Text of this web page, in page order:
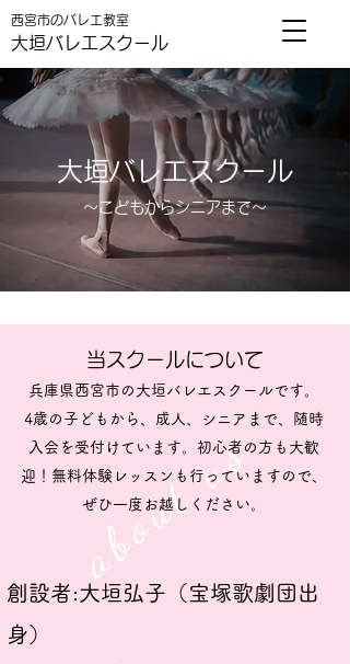
大垣バレエスクール
​西宮市のバレエ教室
大垣バレエスクール
～​こどもからシニアまで～
当スクールについて
about us
​兵庫県西宮市の大垣バレエスクールです。
4歳の子どもから、成人、シニアまで、随時
入会を受付けています。初心者の方も大歓
迎！無料体験レッスンも行っていますので、
ぜひ一度お越しください。
​創設者:大垣弘子（宝塚歌劇団出
身）